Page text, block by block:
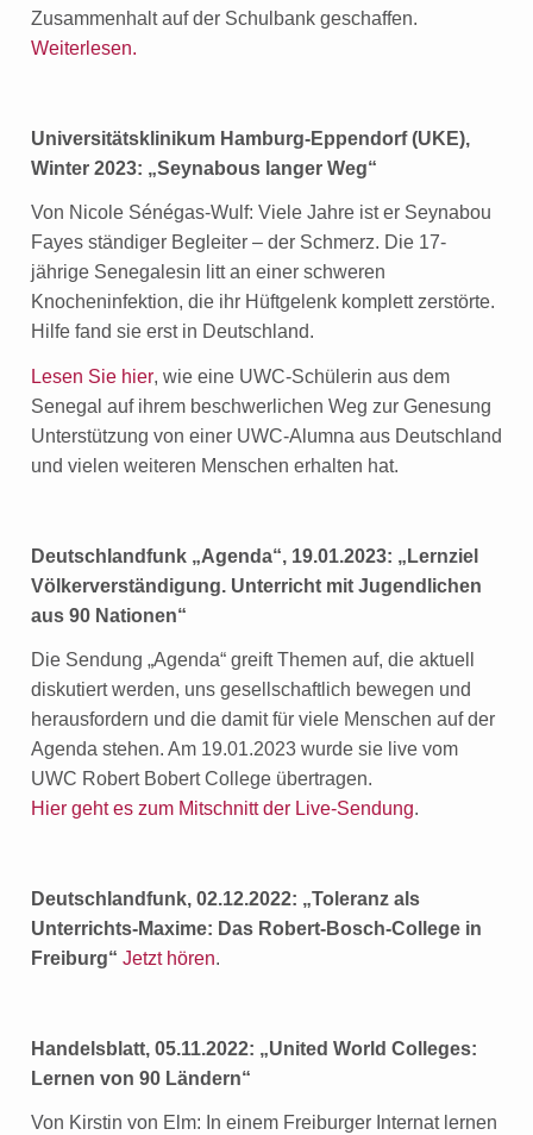
Zusammenhalt auf der Schulbank geschaffen.
Weiterlesen.
Universitätsklinikum Hamburg-Eppendorf (UKE),
Winter 2023: „Seynabous langer Weg“
Von Nicole Sénégas-Wulf: Viele Jahre ist er Seynabou
Fayes ständiger Begleiter – der Schmerz. Die 17-
jährige Senegalesin litt an einer schweren
Knocheninfektion, die ihr Hüftgelenk komplett zerstörte.
Hilfe fand sie erst in Deutschland.
Lesen Sie hier, wie eine UWC-Schülerin aus dem
Senegal auf ihrem beschwerlichen Weg zur Genesung
Unterstützung von einer UWC-Alumna aus Deutschland
und vielen weiteren Menschen erhalten hat.
Deutschlandfunk „Agenda“, 19.01.2023: „Lernziel
Völkerverständigung. Unterricht mit Jugendlichen
aus 90 Nationen“
Die Sendung „Agenda“ greift Themen auf, die aktuell
diskutiert werden, uns gesellschaftlich bewegen und
herausfordern und die damit für viele Menschen auf der
Agenda stehen. Am 19.01.2023 wurde sie live vom
UWC Robert Bobert College übertragen.
Hier geht es zum Mitschnitt der Live-Sendung.
Deutschlandfunk, 02.12.2022: „Toleranz als
Unterrichts-Maxime: Das Robert-Bosch-College in
Freiburg“ Jetzt hören.
Handelsblatt, 05.11.2022: „United World Colleges:
Lernen von 90 Ländern“
Von Kirstin von Elm: In einem Freiburger Internat lernen